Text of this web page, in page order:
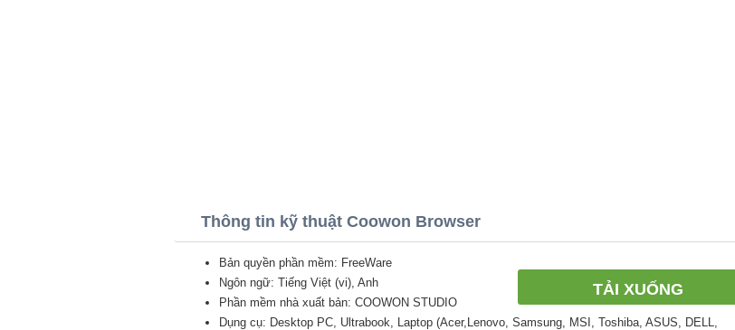
Thông tin kỹ thuật Coowon Browser
TẢI XUỐNG
Bản quyền phần mềm: FreeWare
Ngôn ngữ: Tiếng Việt (vi), Anh
Phần mềm nhà xuất bản: COOWON STUDIO
Dụng cụ: Desktop PC, Ultrabook, Laptop (Acer,Lenovo, Samsung, MSI, Toshiba, ASUS, DELL,